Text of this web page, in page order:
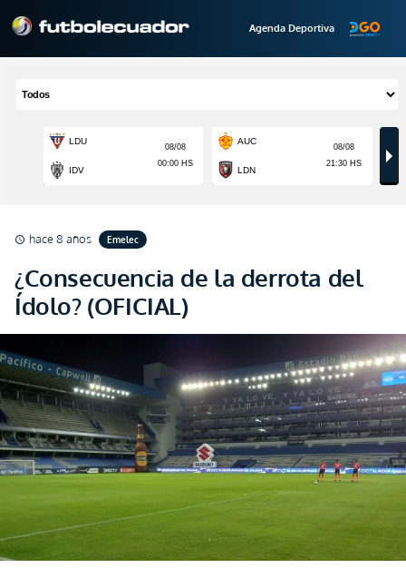
Agenda Deportiva
schedule hace 8 años Emelec
¿Consecuencia de la derrota del
Ídolo? (OFICIAL)